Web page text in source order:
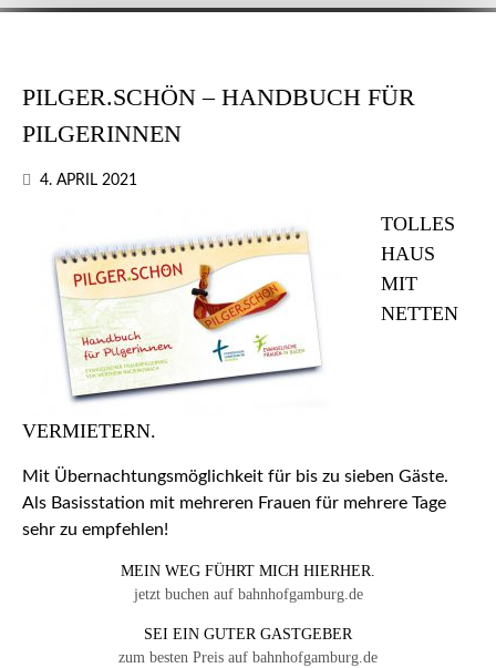
PILGER.SCHÖN – HANDBUCH FÜR
PILGERINNEN
4. APRIL 2021
TOLLES
HAUS
MIT
NETTEN
VERMIETERN.
Mit Übernachtungsmöglichkeit für bis zu sieben Gäste.
Als Basisstation mit mehreren Frauen für mehrere Tage
sehr zu empfehlen!
MEIN WEG FÜHRT MICH HIERHER.
jetzt buchen auf bahnhofgamburg.de
SEI EIN GUTER GASTGEBER
zum besten Preis auf bahnhofgamburg.de